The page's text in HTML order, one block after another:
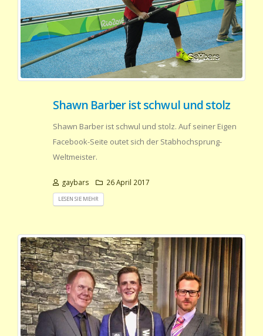
Shawn Barber ist schwul und stolz
Shawn Barber ist schwul und stolz. Auf seiner Eigen
Facebook-Seite outet sich der Stabhochsprung-
Weltmeister.
gaybars 26 April 2017
LESEN SIE MEHR